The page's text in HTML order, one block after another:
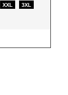
XXL 3XL